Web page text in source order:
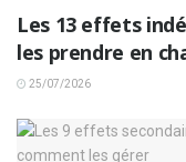
Les 13 effets
les prendre en
25/07/2026